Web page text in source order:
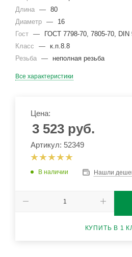
Длина — 80
Диаметр —
16
Гост —
ГОСТ 7798-70, 7805-70, DIN
Класс
— к.п.8.8
Резьба — неполная резьба
Все характеристики
Цена:
3 523 руб.
Артикул: 52349
В наличии Нашли
КУПИТЬ В 1